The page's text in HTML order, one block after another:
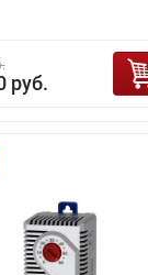
руб.